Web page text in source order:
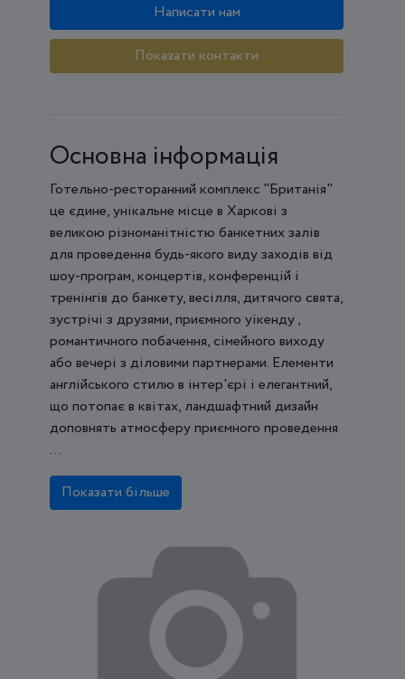
Написати нам
Показати контакти
Основна інформація
Готельно-ресторанний комплекс "Британія"
це єдине, унікальне місце в Харкові з
великою різноманітністю банкетних залів
для проведення будь-якого виду заходів від
шоу-програм, концертів, конференцій і
тренінгів до банкету, весілля, дитячого свята,
зустрічі з друзями, приємного уїкенду ,
романтичного побачення, сімейного виходу
або вечері з діловими партнерами. Елементи
англійського стилю в інтер'єрі і елегантний,
що потопає в квітах, ландшафтний дизайн
доповнять атмосферу приємного проведення
...
Показати більше